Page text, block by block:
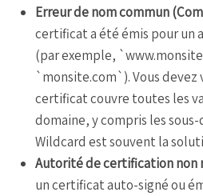
Erreur de nom commun
certificat a été émis pour un
(par exemple,
`monsite.com`). Vous devez
certificat couvre toutes les
domaine, y compris les
Wildcard est souvent la
Autorité de certification non
un certificat auto-signé ou